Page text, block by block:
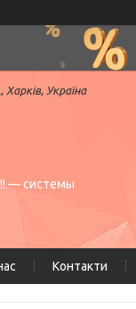
Україна
— системы
Контакти